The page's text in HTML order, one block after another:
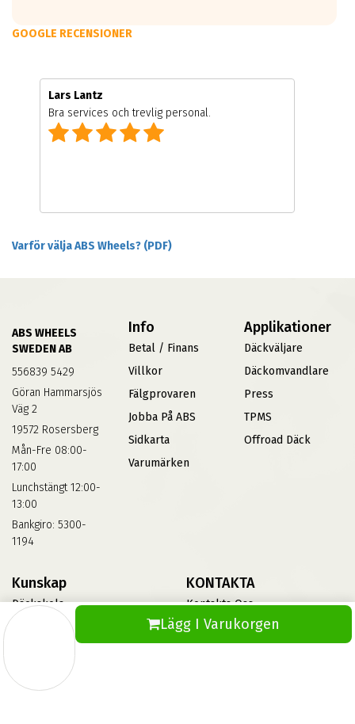
Lägg I Varukorgen
GOOGLE RECENSIONER
Lars Lantz
Bra services och trevlig personal.
Varför välja ABS Wheels? (PDF)
ABS WHEELS
SWEDEN AB
556839 5429
Göran Hammarsjös
Väg 2
19572 Rosersberg
Mån-Fre 08:00-
17:00
Lunchstängt 12:00-
13:00
Bankgiro: 5300-
1194
Info
Betal / Finans
Villkor
Fälgprovaren
Jobba På ABS
Sidkarta
Varumärken
Applikationer
Däckväljare
Däckomvandlare
Press
TPMS
Offroad Däck
Kunskap
Däckskola
Informationsbank Av Däck
Och Fälgar
KONTAKTA
Kontakta Oss
Vinterdäck